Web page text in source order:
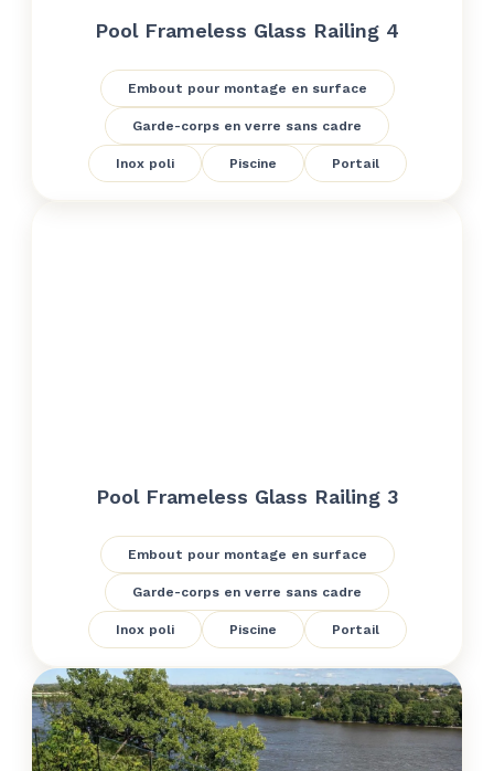
Pool Frameless Glass Railing 4
Embout pour montage en surface
Garde-corps en verre sans cadre
Inox poli Piscine Portail
Pool Frameless Glass Railing 3
Embout pour montage en surface
Garde-corps en verre sans cadre
Inox poli Piscine Portail